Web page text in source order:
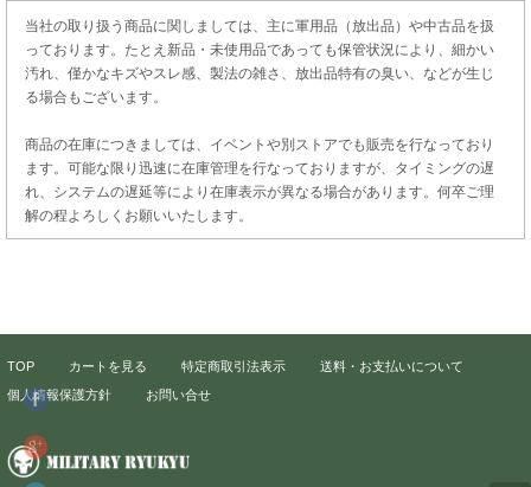
当社の取り扱う商品に関しましては、主に軍用品（放出品）や中古品を扱
っております。たとえ新品・未使用品であっても保管状況により、細かい
汚れ、僅かなキズやスレ感、製法の雑さ、放出品特有の臭い、などが生じ
る場合もございます。
商品の在庫につきましては、イベントや別ストアでも販売を行なっており
ます。可能な限り迅速に在庫管理を行なっておりますが、タイミングの遅
れ、システムの遅延等により在庫表示が異なる場合があります。何卒ご理
解の程よろしくお願いいたします。
TOP カートを見る 特定商取引法表示
送料・お支払いについて
個人情報保護方針
お問い合せ